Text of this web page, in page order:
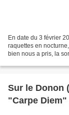
En date du 3 février
raquettes en
bien nous a pris, la
Sur le Donon
"Carpe Diem"